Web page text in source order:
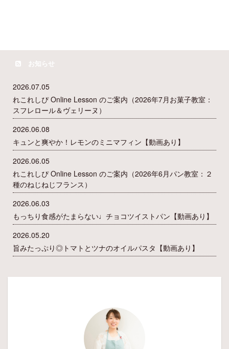
お知らせ
2026.07.05
れこれしぴ Online Lesson のご案内（2026年7月お菓子教室：
スフレロール＆ヴェリーヌ）
2026.06.08
キュンと爽やか！レモンのミニマフィン【動画あり】
2026.06.05
れこれしぴ Online Lesson のご案内（2026年6月パン教室：２
種のねじねじフランス）
2026.06.03
もっちり食感がたまらない♩チョコツイストパン【動画あり】
2026.05.20
旨みたっぷり◎トマトとツナのオイルパスタ【動画あり】